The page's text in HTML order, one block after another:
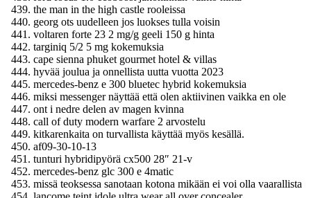
the man in the high castle rooleissa
georg ots uudelleen jos luokses tulla voisin
voltaren forte 23 2 mg/g geeli 150 g hinta
targiniq 5/2 5 mg kokemuksia
cape sienna phuket gourmet hotel & villas
hyvää joulua ja onnellista uutta vuotta 2023
mercedes-benz e 300 bluetec hybrid kokemuksia
miksi messenger näyttää että olen aktiivinen vaikka en ole
ont i nedre delen av magen kvinna
call of duty modern warfare 2 arvostelu
kitkarenkaita on turvallista käyttää myös kesällä.
af09-30-10-13
tunturi hybridipyörä cx500 28″ 21-v
mercedes-benz glc 300 e 4matic
missä teoksessa sanotaan kotona mikään ei voi olla vaarallista